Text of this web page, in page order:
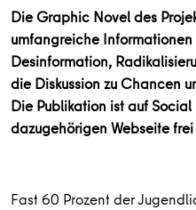
Die Graphic Novel des
umfangreiche
Desinformation,
die Diskussion zu Chancen
Die Publikation ist auf
dazugehörigen Webseite
Fast 60 Prozent der